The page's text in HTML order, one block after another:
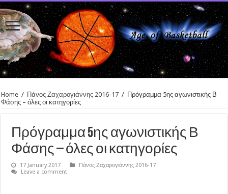
Home / Πάνος Ζαχαρογιάννης 2016-17 / Πρόγραμμα 5ης αγωνιστικής Β
Φάσης – όλες οι κατηγορίες
Πρόγραμμα 5ης αγωνιστικής Β
Φάσης – όλες οι κατηγορίες
17 January 2017
Πάνος Ζαχαρογιάννης 2016-17
Leave a comment